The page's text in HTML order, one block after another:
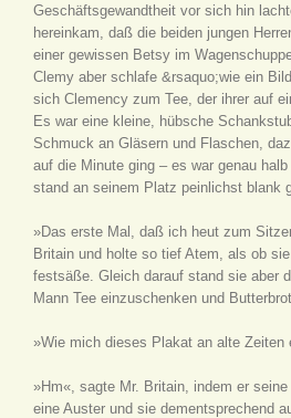
Geschäftsgewandtheit vor sich hin
hereinkam, daß die beiden jungen
einer gewissen Betsy im
Clemy aber schlafe &rsaquo;wie ein
sich Clemency zum Tee, der ihrer auf
Es war eine kleine, hübsche
Schmuck an Gläsern und Flaschen,
auf die Minute ging – es war genau
stand an seinem Platz peinlichst blank
»Das erste Mal, daß ich heut zum
Britain und holte so tief Atem, als ob
festsäße. Gleich darauf stand sie aber
Mann Tee einzuschenken und
»Wie mich dieses Plakat an alte Zeiten
»Hm«, sagte Mr. Britain, indem er
eine Auster und sie dementsprechend